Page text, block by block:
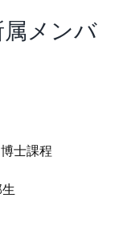
メンバ
博士課程